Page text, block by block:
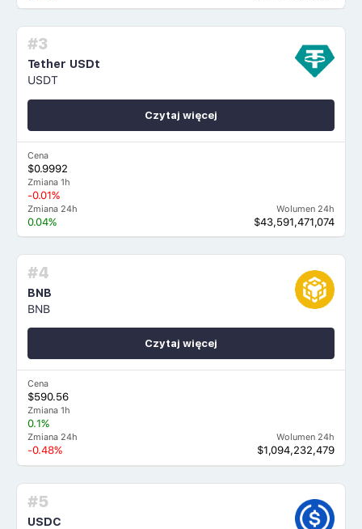
#3
Tether USDt
USDT
Cena
$0.9992
Zmiana 1h
-0.01%
Zmiana 24h
0.04%
Wolumen 24h
$43,591,471,074
Czytaj więcej
#4
BNB
BNB
Cena
$590.56
Zmiana 1h
0.1%
Zmiana 24h
-0.48%
Wolumen 24h
$1,094,232,479
Czytaj więcej
#5
USDC